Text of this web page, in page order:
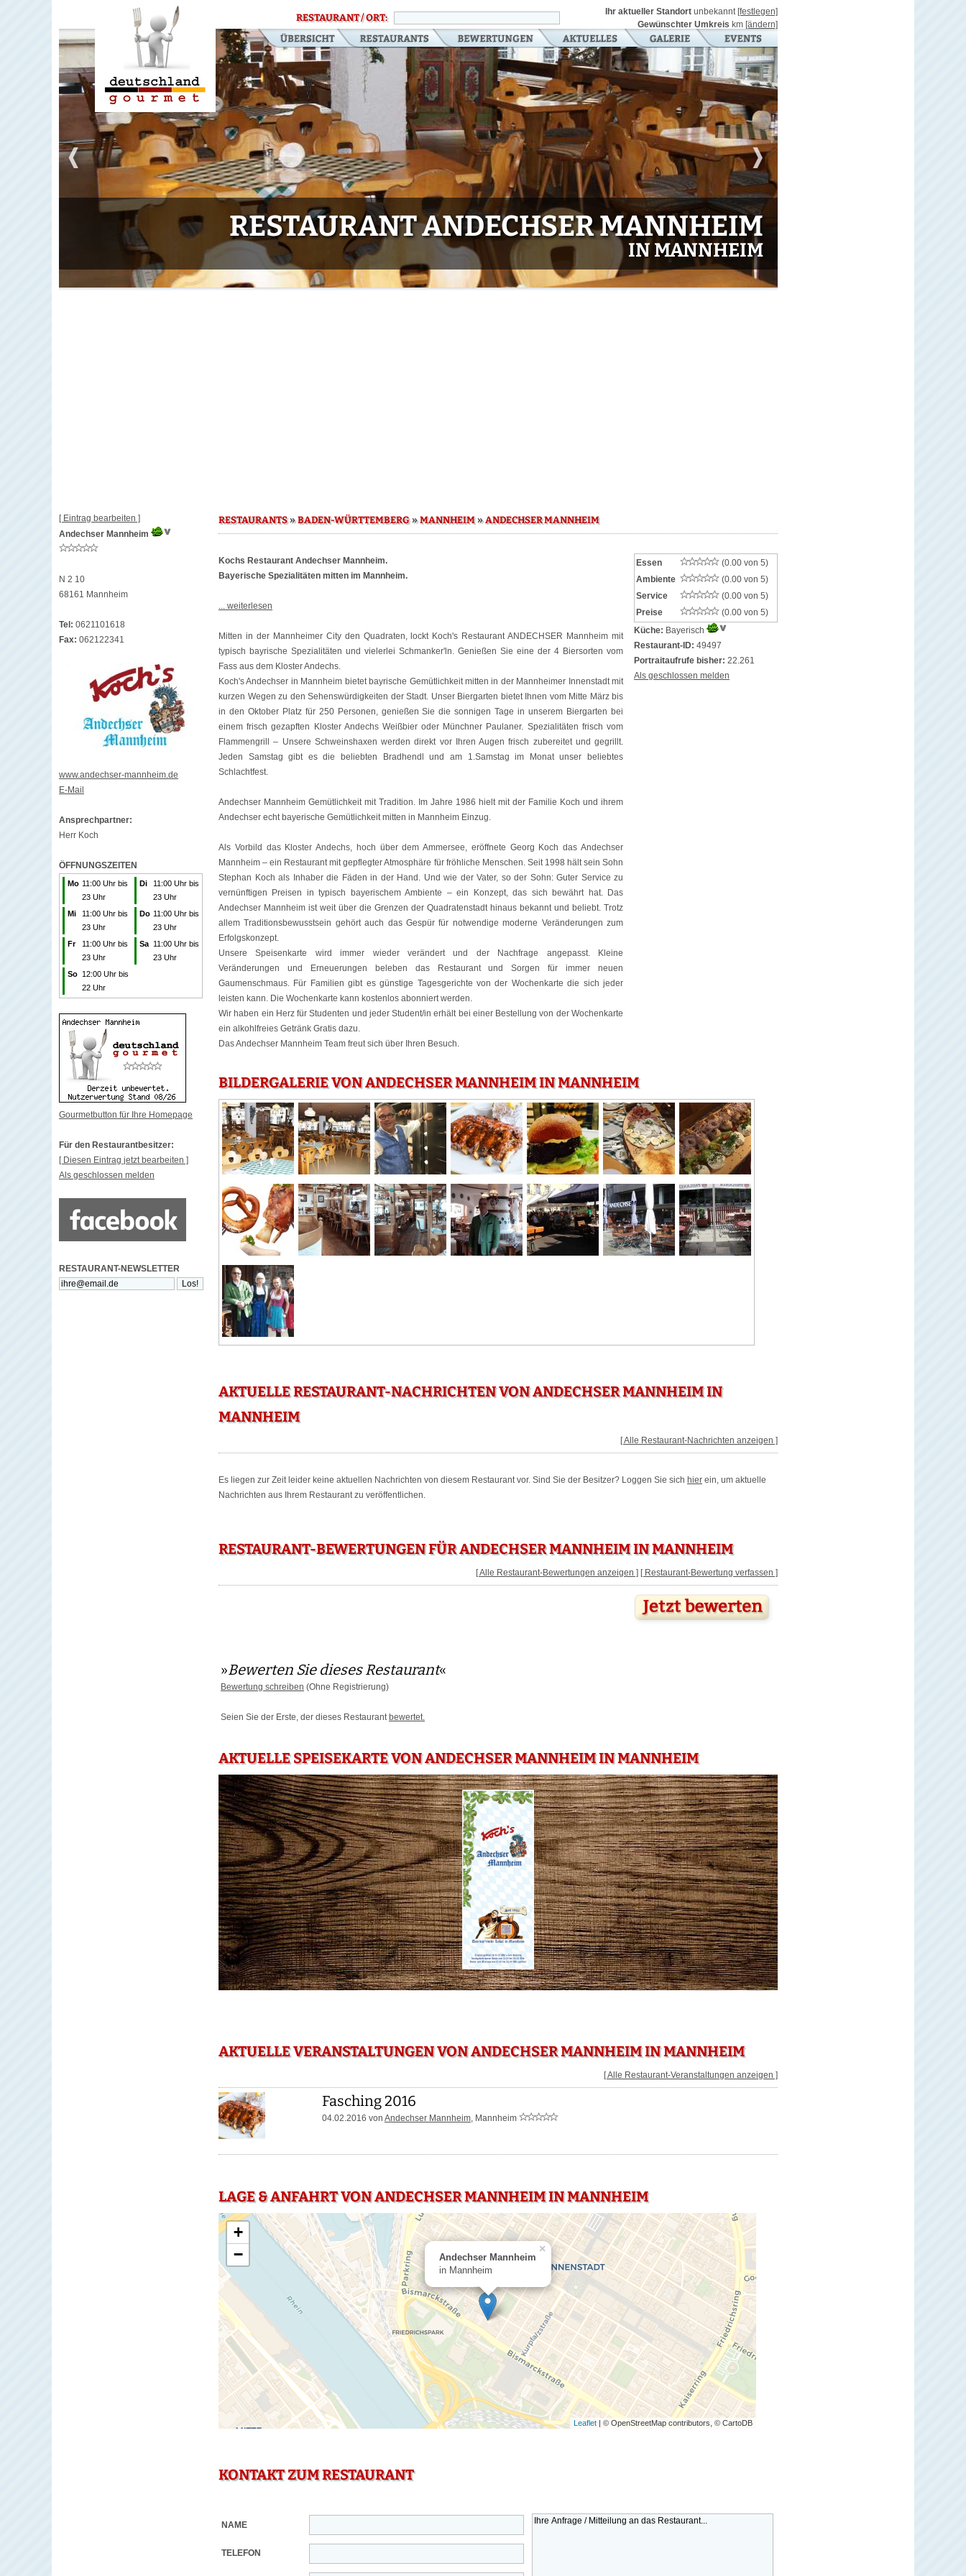
RESTAURANT / ORT:
Ihr aktueller Standort unbekannt [festlegen]
Gewünschter Umkreis km [ändern]
RESTAURANT ANDECHSER MANNHEIM
IN MANNHEIM
[ Eintrag bearbeiten ]
Andechser Mannheim
N 2 10
68161 Mannheim
Tel: 0621101618
Fax: 062122341
www.andechser-mannheim.de
E-Mail
Ansprechpartner:
Herr Koch
ÖFFNUNGSZEITEN
Mo 11:00 Uhr bis
23 Uhr
Di
11:00 Uhr bis
23 Uhr
Mi
11:00 Uhr bis
23 Uhr
Do 11:00 Uhr bis
23 Uhr
Fr
11:00 Uhr bis
23 Uhr
Sa 11:00 Uhr bis
23 Uhr
So 12:00 Uhr bis
22 Uhr
Gourmetbutton für Ihre Homepage
Für den Restaurantbesitzer:
[ Diesen Eintrag jetzt bearbeiten ]
Als geschlossen melden
RESTAURANT-NEWSLETTER
RESTAURANTS»BADEN-WÜRTTEMBERG»MANNHEIM»ANDECHSER MANNHEIM
Kochs Restaurant Andechser Mannheim.
Bayerische Spezialitäten mitten im Mannheim.
... weiterlesen
Mitten in der Mannheimer City den Quadraten, lockt Koch's Restaurant ANDECHSER Mannheim mit
typisch bayrische Spezialitäten und vielerlei Schmanker'ln. Genießen Sie eine der 4 Biersorten vom
Fass aus dem Kloster Andechs.
Koch's Andechser in Mannheim bietet bayrische Gemütlichkeit mitten in der Mannheimer Innenstadt mit
kurzen Wegen zu den Sehenswürdigkeiten der Stadt. Unser Biergarten bietet Ihnen vom Mitte März bis
in den Oktober Platz für 250 Personen, genießen Sie die sonnigen Tage in unserem Biergarten bei
einem frisch gezapften Kloster Andechs Weißbier oder Münchner Paulaner. Spezialitäten frisch vom
Flammengrill – Unsere Schweinshaxen werden direkt vor Ihren Augen frisch zubereitet und gegrillt.
Jeden Samstag gibt es die beliebten Bradhendl und am 1.Samstag im Monat unser beliebtes
Schlachtfest.
Andechser Mannheim Gemütlichkeit mit Tradition. Im Jahre 1986 hielt mit der Familie Koch und ihrem
Andechser echt bayerische Gemütlichkeit mitten in Mannheim Einzug.
Als Vorbild das Kloster Andechs, hoch über dem Ammersee, eröffnete Georg Koch das Andechser
Mannheim – ein Restaurant mit gepflegter Atmosphäre für fröhliche Menschen. Seit 1998 hält sein Sohn
Stephan Koch als Inhaber die Fäden in der Hand. Und wie der Vater, so der Sohn: Guter Service zu
vernünftigen Preisen in typisch bayerischem Ambiente – ein Konzept, das sich bewährt hat. Das
Andechser Mannheim ist weit über die Grenzen der Quadratenstadt hinaus bekannt und beliebt. Trotz
allem Traditionsbewusstsein gehört auch das Gespür für notwendige moderne Veränderungen zum
Erfolgskonzept.
Unsere Speisenkarte wird immer wieder verändert und der Nachfrage angepasst. Kleine
Veränderungen und Erneuerungen beleben das Restaurant und Sorgen für immer neuen
Gaumenschmaus. Für Familien gibt es günstige Tagesgerichte von der Wochenkarte die sich jeder
leisten kann. Die Wochenkarte kann kostenlos abonniert werden.
Wir haben ein Herz für Studenten und jeder Student/in erhält bei einer Bestellung von der Wochenkarte
ein alkohlfreies Getränk Gratis dazu.
Das Andechser Mannheim Team freut sich über Ihren Besuch.
Essen
(0.00 von 5)
Ambiente
(0.00 von 5)
Service
(0.00 von 5)
Preise
(0.00 von 5)
Küche: Bayerisch
Restaurant-ID: 49497
Portraitaufrufe bisher: 22.261
Als geschlossen melden
BILDERGALERIE VON ANDECHSER MANNHEIM IN MANNHEIM
AKTUELLE RESTAURANT-NACHRICHTEN VON ANDECHSER MANNHEIM IN
MANNHEIM
[ Alle Restaurant-Nachrichten anzeigen ]
Es liegen zur Zeit leider keine aktuellen Nachrichten von diesem Restaurant vor. Sind Sie der Besitzer? Loggen Sie sich hier ein, um aktuelle
Nachrichten aus Ihrem Restaurant zu veröffentlichen.
RESTAURANT-BEWERTUNGEN FÜR ANDECHSER MANNHEIM IN MANNHEIM
[ Alle Restaurant-Bewertungen anzeigen ] [ Restaurant-Bewertung verfassen ]
»Bewerten Sie dieses Restaurant«
Bewertung schreiben (Ohne Registrierung)
Seien Sie der Erste, der dieses Restaurant bewertet.
AKTUELLE SPEISEKARTE VON ANDECHSER MANNHEIM IN MANNHEIM
AKTUELLE VERANSTALTUNGEN VON ANDECHSER MANNHEIM IN MANNHEIM
[ Alle Restaurant-Veranstaltungen anzeigen ]
Fasching 2016
04.02.2016 von Andechser Mannheim, Mannheim
LAGE & ANFAHRT VON ANDECHSER MANNHEIM IN MANNHEIM
Andechser Mannheim
in Mannheim
×
+
−
Leaflet | © OpenStreetMap contributors, © CartoDB
KONTAKT ZUM RESTAURANT
NAME
TELEFON